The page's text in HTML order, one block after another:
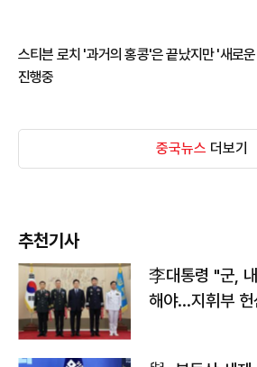
스티븐 로치 '과거의 홍콩'은 끝났지만 '새로
진행중
중국뉴스 더보기
추천기사
李대통령 "군,
해야…지휘부 헌